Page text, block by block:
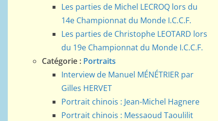
Les parties de Michel LECROQ lors du
14e Championnat du Monde I.C.C.F.
Les parties de Christophe LEOTARD lors
du 19e Championnat du Monde I.C.C.F.
Catégorie : Portraits
Interview de Manuel MÉNÉTRIER par
Gilles HERVET
Portrait chinois : Jean-Michel Hagnere
Portrait chinois : Messaoud Taoulilit